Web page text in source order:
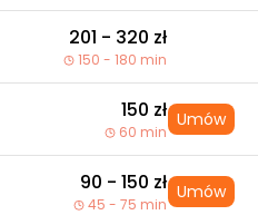
201 - 320 zł
150 - 180 min
150 zł
60 min
Umów
90 - 150 zł
45 - 75 min
Umów